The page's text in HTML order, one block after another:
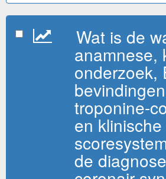
Wat is de
anamnese,
onderzoek,
troponine-
en klinische
de